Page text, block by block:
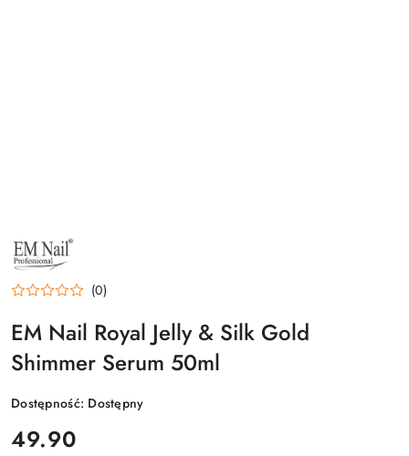
NAZWA
PRODUCENTA:
EM
NAIL
PROFESSIONAL(0)
EM Nail Royal Jelly & Silk Gold
Shimmer Serum 50ml
Dostępność: Dostępny
cena:
49.90